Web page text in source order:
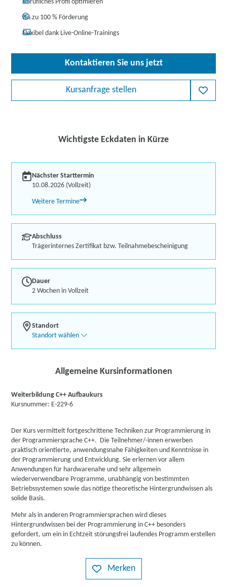
Berufliches Profil optimieren
Bis zu 100 % Förderung
Flexibel dank Live-Online-Trainings
Kontaktieren Sie uns jetzt
Kursanfrage stellen
Wichtigste Eckdaten in Kürze
Nächster Starttermin
10.08.2026 (Vollzeit)
Weitere Termine
Abschluss
Trägerinternes Zertifikat bzw. Teilnahmebescheinigung
Dauer
2 Wochen in Vollzeit
Standort
Standort wählen
Allgemeine Kursinformationen
Weiterbildung C++ Aufbaukurs
Kursnummer: E-229-6
Der Kurs vermittelt fortgeschrittene Techniken zur Programmierung in
der Programmiersprache C++. Die Teilnehmer/-innen erwerben
praktisch orientierte, anwendungsnahe Fähigkeiten und Kenntnisse in
der Programmierung und Entwicklung. Sie erlernen vor allem
Anwendungen für hardwarenahe und sehr allgemein
wiederverwendbare Programme, unabhängig von bestimmten
Betriebssystemen sowie das nötige theoretische Hintergrundwissen als
solide Basis.
Mehr als in anderen Programmiersprachen wird dieses
Hintergrundwissen bei der Programmierung in C++ besonders
gefordert, um ein in Echtzeit störungsfrei laufendes Programm erstellen
zu können.
Merken